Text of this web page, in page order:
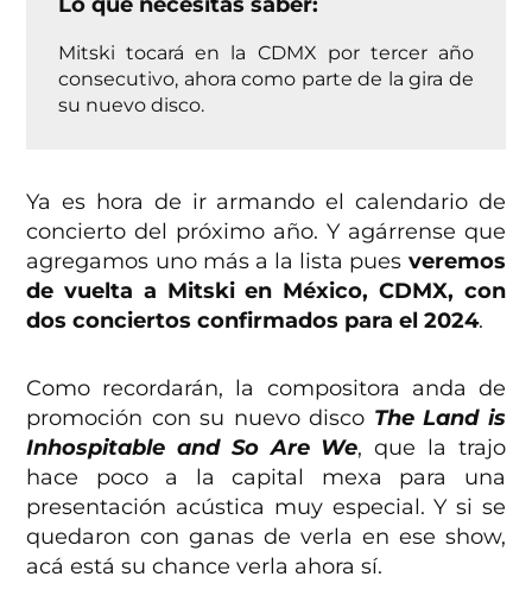
Mitski tocará en la CDMX por tercer año
consecutivo, ahora como parte de la gira de
su nuevo disco.
Ya es hora de ir armando el calendario de
concierto del próximo año. Y agárrense que
agregamos uno más a la lista pues veremos
de vuelta a Mitski en México, CDMX, con
dos conciertos confirmados para el 2024.
Como recordarán, la compositora anda de
promoción con su nuevo disco The Land is
Inhospitable and So Are We, que la trajo
hace poco a la capital mexa para una
presentación acústica muy especial. Y si se
quedaron con ganas de verla en ese show,
acá está su chance verla ahora sí.